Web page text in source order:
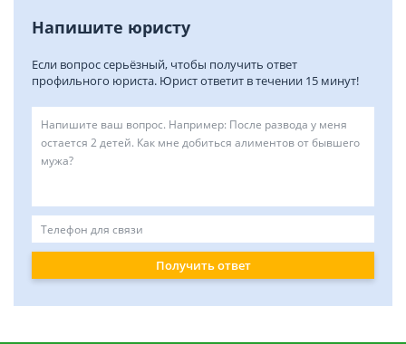
Напишите юристу
Если вопрос серьёзный, чтобы получить ответ
профильного юриста. Юрист ответит в течении 15 минут!
Получить ответ